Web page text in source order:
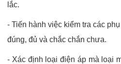
lắc.
- Tiến hành việc kiểm tra các
đúng, đủ và chắc chắn chưa.
- Xác định loại điện áp mà loại